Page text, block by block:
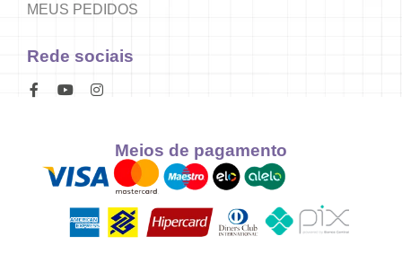
MEUS PEDIDOS
Rede sociais
Meios de pagamento